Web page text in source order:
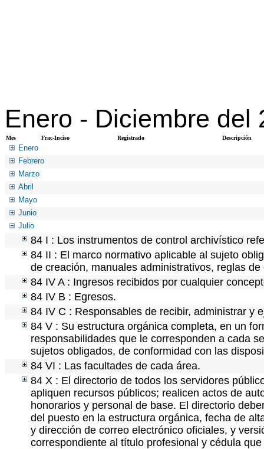
Enero - Diciembre del
Mes Frac-Inciso Registrado Descripción
Enero
Febrero
Marzo
Abril
Mayo
Junio
Julio
84 I : Los instrumentos de control archivístico
84 II : El marco normativo aplicable al sujeto
de creación, manuales administrativos, reglas
84 IV A : Ingresos recibidos por cualquier
84 IV B : Egresos.
84 IV C : Responsables de recibir, administrar y
84 V : Su estructura orgánica completa, en un
responsabilidades que le corresponden a cada
sujetos obligados, de conformidad con las
84 VI : Las facultades de cada área.
84 X : El directorio de todos los servidores
apliquen recursos públicos; realicen actos de
honorarios y personal de base. El directorio
del puesto en la estructura orgánica, fecha de
y dirección de correo electrónico oficiales, y
correspondiente al título profesional y cédula